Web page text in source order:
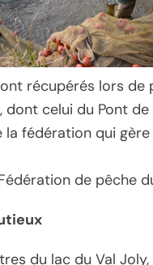
récupérés lors de
dont celui du Pont de
la fédération qui gère
de pêche
du lac du Val